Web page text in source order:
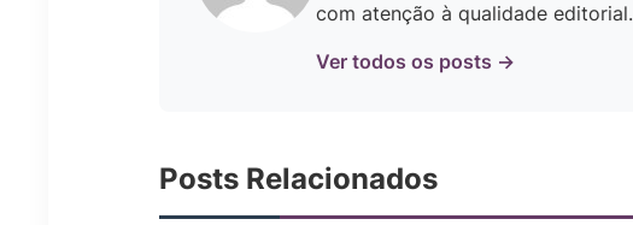
com atenção à qualidade editorial.
Ver todos os posts →
Posts Relacionados